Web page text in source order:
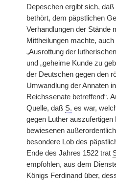
Depeschen ergibt sich, daß
bethört, dem päpstlichen
Verhandlungen der Stände
Mittheilungen machte,
„Ausrottung der
und „geheime Kunde zu
der Deutschen gegen den
Umwandlung der Annaten
Reichssenate betreffend“.
Quelle, daß S. es war,
gegen Luther
bewiesenen
besondere Lob des
Ende des Jahres 1522 trat
empfohlen, aus dem
Königs Ferdinand über,